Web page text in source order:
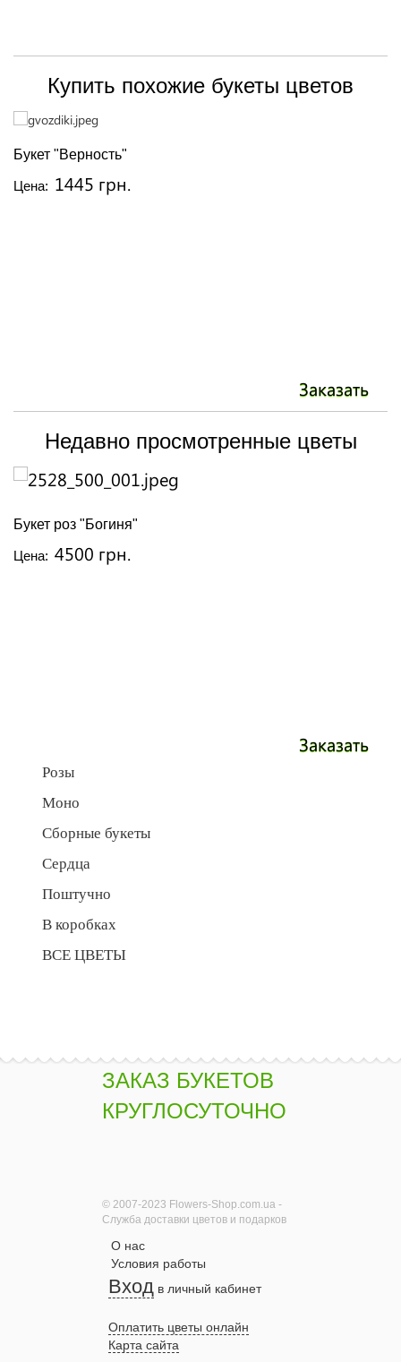
Купить похожие букеты цветов
Букет "Верность"
Цена: 1445 грн.
Заказать
Недавно просмотренные цветы
Букет роз "Богиня"
Цена: 4500 грн.
Заказать
Розы
Моно
Сборные букеты
Сердца
Поштучно
В коробках
ВСЕ ЦВЕТЫ
ЗАКАЗ БУКЕТОВ
КРУГЛОСУТОЧНО
© 2007-2023 Flowers-Shop.com.ua -
Служба доставки цветов и подарков
О нас
Условия работы
Вход в личный кабинет
Оплатить цветы онлайн
Карта сайта